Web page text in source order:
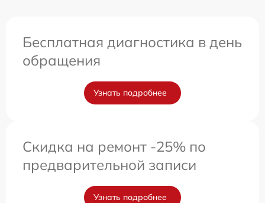
Бесплатная диагностика в день
обращения
Узнать подробнее
Скидка на ремонт -25% по
предварительной записи
Узнать подробнее